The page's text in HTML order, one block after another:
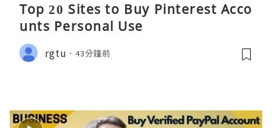
Top 20 Sites to Buy Pinterest Acco
unts Personal Use
rgtu 43分鐘前